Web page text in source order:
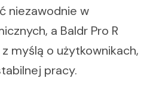
niezawodnie w
a Baldr Pro R
myślą o użytkownikach,
pracy.